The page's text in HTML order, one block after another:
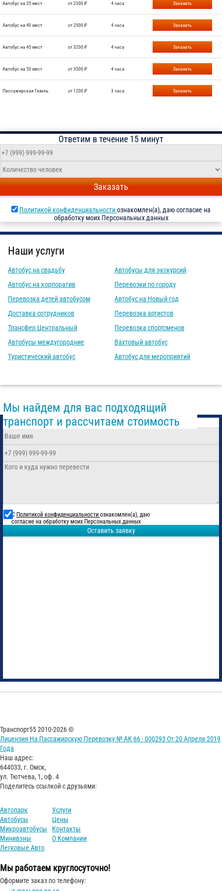
Автобус на 35 мест от 2300 ₽ 4 часа Заказать
Автобус на 40 мест от 2500 ₽ 4 часа Заказать
Автобус на 45 мест от 3200 ₽ 4 часа Заказать
Автобус на 50 мест от 3500 ₽ 4 часа Заказать
Пассажирская Газель от 1200 ₽ 3 часа Заказать
Ответим в течение 15 минут
Заказать
Политикой конфиденциальностиознакомлен(а), даю согласие на
обработку моих Персональных данных
Наши услуги
Автобус на свадьбу
Автобус на корпоратив
Перевозка детей автобусом
Доставка сотрудников
Трансфер Центральный
Автобусы междугородние
Туристический автобус
Автобусы для экскурсий
Перевозки по городу
Автобус на Новый год
Перевозка артистов
Перевозка спортсменов
Вахтовый автобус
Автобус для мероприятий
Мы найдем для вас подходящий
транспорт и рассчитаем стоимость
С Политикой конфиденциальности ознакомлен(а), даю
согласие на обработку моих Персональных данных
Оставить заявку
Транспорт55 2010-2026 ©
Лицензия На Пассажирскую Перевозку № АК 66 - 000293 От 20 Апреля 2019
Года
Наш адрес:
644033, г. Омск,
ул. Тютчева, 1, оф. 4
Поделитесь ссылкой с друзьями:
Автопарк
Автобусы
Микроавтобусы
Минивэны
Легковые Авто
Услуги
Цены
Контакты
О Компании
Мы работаем круглосуточно!
Оформите заказ по телефону: